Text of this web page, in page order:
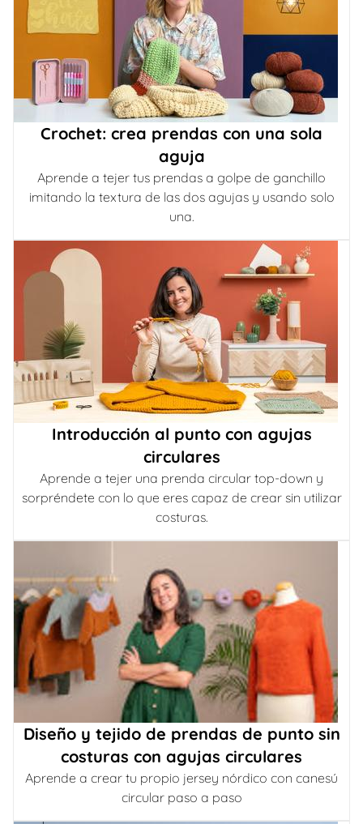
Crochet: crea prendas con una sola
aguja
Aprende a tejer tus prendas a golpe de ganchillo
imitando la textura de las dos agujas y usando solo
una.
Introducción al punto con agujas
circulares
Aprende a tejer una prenda circular top-down y
sorpréndete con lo que eres capaz de crear sin utilizar
costuras.
Diseño y tejido de prendas de punto sin
costuras con agujas circulares
Aprende a crear tu propio jersey nórdico con canesú
circular paso a paso